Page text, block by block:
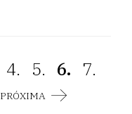
4. 5. 6. 7.
PRÓXIMA